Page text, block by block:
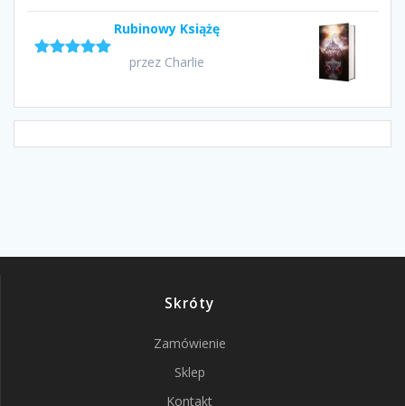
Rubinowy Książę
przez Charlie
Skróty
Zamówienie
Sklep
Kontakt